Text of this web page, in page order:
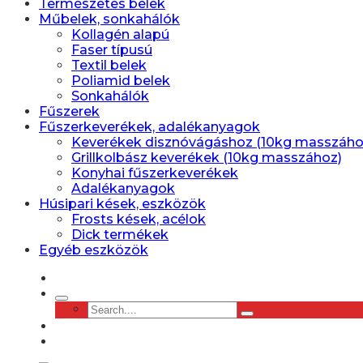
Természetes belek
Műbelek, sonkahálók
Kollagén alapú
Faser típusú
Textil belek
Poliamid belek
Sonkahálók
Fűszerek
Fűszerkeverékek, adalékanyagok
Keverékek disznóvágáshoz (10kg
Grillkolbász keverékek (10kg masszához)
Konyhai fűszerkeverékek
Adalékanyagok
Húsipari kések, eszközök
Frosts kések, acélok
Dick termékek
Egyéb eszközök